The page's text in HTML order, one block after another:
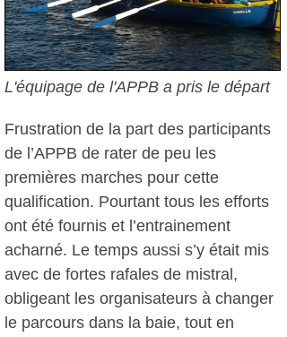
L'équipage de l'APPB a pris le départ
Frustration de la part des participants
de l’APPB de rater de peu les
premières marches pour cette
qualification. Pourtant tous les efforts
ont été fournis et l’entrainement
acharné. Le temps aussi s’y était mis
avec de fortes rafales de mistral,
obligeant les organisateurs à changer
le parcours dans la baie, tout en